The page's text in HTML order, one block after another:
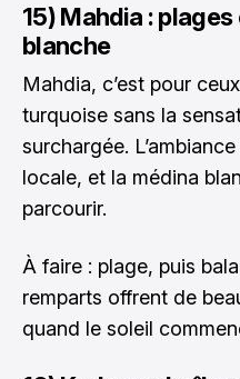
15) Mahdia :
blanche
Mahdia, c’est pour
turquoise sans la
surchargée.
locale, et la médina
parcourir.
À faire : plage, puis
remparts offrent de
quand le soleil